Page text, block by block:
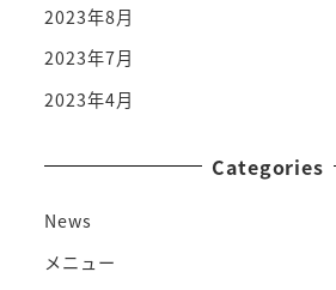
2023年8月
2023年7月
2023年4月
Categories
News
メニュー